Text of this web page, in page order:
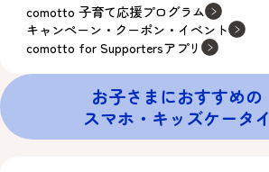
comotto 子育て応援プログラム
キャンペーン・クーポン・イベント
comotto for Supportersアプリ
お子さまにおすすめの
スマホ・キッズケータイ